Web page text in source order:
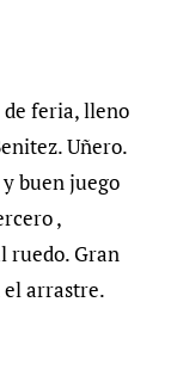
de feria, lleno
Uñero.
buen juego
,
ruedo. Gran
el arrastre.